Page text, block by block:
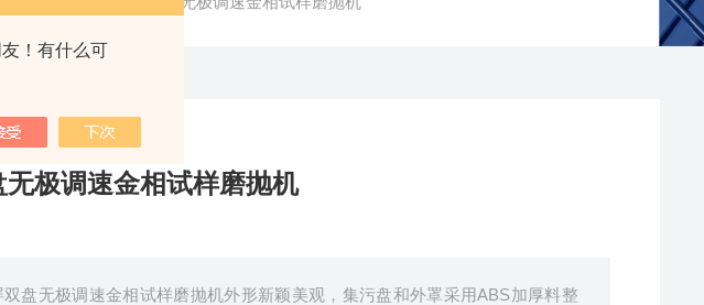
！有什么可
极调速金相试样磨抛机
盘无极调速金相试样磨抛机外形新颖美观，集污盘和外罩采用ABS加厚料整